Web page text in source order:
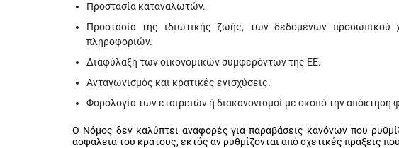
Προστασία καταναλωτών.
Προστασία της ιδιωτικής ζωής, των δεδομένων προσωπικού
πληροφοριών.
Διαφύλαξη των οικονομικών συμφερόντων της ΕΕ.
Ανταγωνισμός και κρατικές ενισχύσεις.
Φορολογία των εταιρειών ή διακανονισμοί με σκοπό την απόκτηση
Ο Νόμος δεν καλύπτει αναφορές για παραβάσεις κανόνων που
ασφάλεια του κράτους, εκτός αν ρυθμίζονται από σχετικές πράξεις